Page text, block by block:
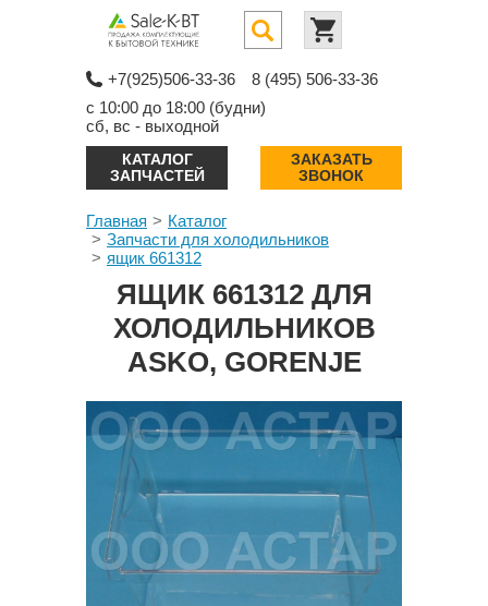
+7(925)506-33-36
8 (495) 506-33-36
с 10:00 до 18:00 (будни)
сб, вс - выходной
КАТАЛОГ
ЗАПЧАСТЕЙ
ЗАКАЗАТЬ
ЗВОНОК
Главная
Каталог
Запчасти для холодильников
ящик 661312
ЯЩИК 661312 ДЛЯ
ХОЛОДИЛЬНИКОВ
ASKO, GORENJE